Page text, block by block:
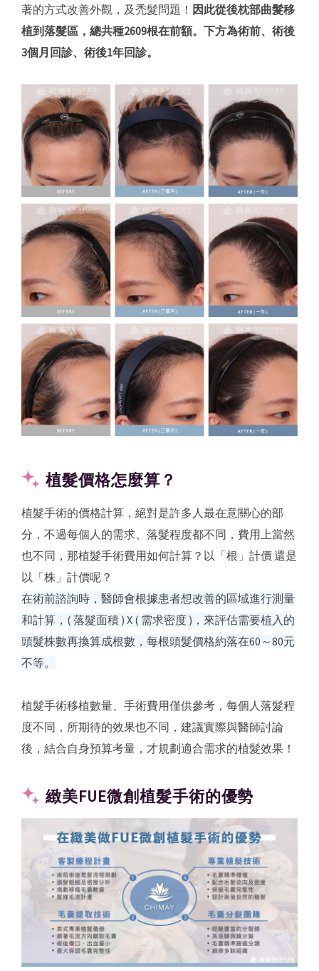
著的方式改善外觀，及禿髮問題！ 因此從後枕部曲髮移
植到落髮區，總共種2609根在前額。下方為術前、術後
3個月回診、術後1年回診。
植髮價格怎麼算？
植髮手術的價格計算，絕對是許多人最在意關心的部
分，不過每個人的需求、落髮程度都不同，費用上當然
也不同，那植髮手術費用如何計算？以「根」計價 還是
以「株」計價呢？
在術前諮詢時，醫師會根據患者想改善的區域進行測量
和計算，( 落髮面積 ) X ( 需求密度 )，來評估需要植入的
頭髮株數再換算成根數，每根頭髮價格約落在60～80元
不等。
植髮手術移植數量、手術費用僅供參考，每個人落髮程
度不同，所期待的效果也不同，建議實際與醫師討論
後，結合自身預算考量，才規劃適合需求的植髮效果！
緻美FUE微創植髮手術的優勢